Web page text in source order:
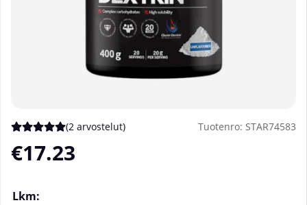
Keskiarvoluokitus 5 / 5 Arvioiden määrä 2
(2 arvostelut) Tuotenro: STAR74583
€17.23
Lkm: